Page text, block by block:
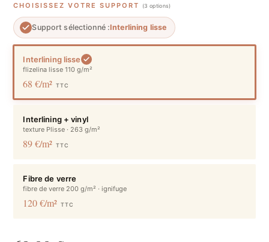
CHOISISSEZ VOTRE SUPPORT (3 options)
Support sélectionné :Interlining lisse
Interlining lisse
flizelina lisse 110 g/m²
68 €/m² TTC
Interlining + vinyl
texture Plisse · 263 g/m²
89 €/m² TTC
Fibre de verre
fibre de verre 200 g/m² · ignifuge
120 €/m² TTC